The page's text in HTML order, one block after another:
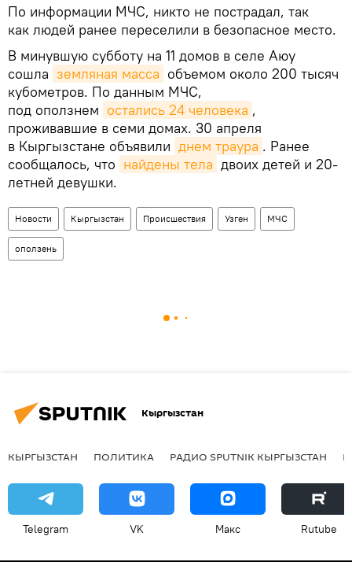
По информации МЧС, никто не пострадал, так
как людей ранее переселили в безопасное место.
В минувшую субботу на 11 домов в селе Аюу
сошла земляная масса объемом около 200 тысяч
кубометров. По данным МЧС,
под оползнем остались 24 человека ,
проживавшие в семи домах. 30 апреля
в Кыргызстане объявили днем траура . Ранее
сообщалось, что найдены тела двоих детей и 20-
летней девушки.
Новости Кыргызстан Происшествия Узген МЧС
оползень
Кыргызстан
КЫРГЫЗСТАН ПОЛИТИКА РАДИО SPUTNIK КЫРГЫЗСТАН
Telegram VK Макс Rutube